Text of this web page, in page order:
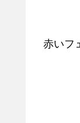
赤いフ